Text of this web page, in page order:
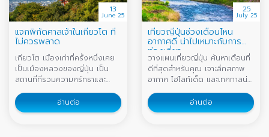
13
June 25
แจกพิกัดศาลเจ้าในเกียวโต ที่
ไม่ควรพลาด
เกียวโต เมืองเก่าที่ครั้งหนึ่งเคย
เป็นเมืองหลวงของญี่ปุ่น เป็น
สถานที่ที่รวมความศรัทธาและ
อ่านต่อ
25
July 25
เที่ยวญี่ปุ่นช่วงเดือนไหน
อากาศดี น่าไปเหมาะกับการ
ท่องเที่ยว
วางแผนเที่ยวญี่ปุ่น ค้นหาเดือนที่
ดีที่สุดสำหรับคุณ เจาะลึกสภาพ
อากาศ ไฮไลท์เด็ด และเทศกาลน่า
ครบจบที่บทความนี้ คลิกเลย
อ่านต่อ